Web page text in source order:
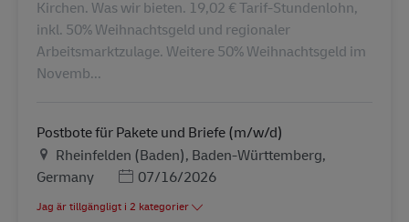
Kirchen. Was wir bieten. 19,02 € Tarif-Stundenlohn,
inkl. 50% Weihnachtsgeld und regionaler
Arbeitsmarktzulage. Weitere 50% Weihnachtsgeld im
Novemb...
Postbote für Pakete und Briefe (m/w/d)
PlatsRheinfelden (Baden), Baden-Württemberg,
Germany
Posted Date
07/16/2026
Jag är tillgängligt i 2 kategorier